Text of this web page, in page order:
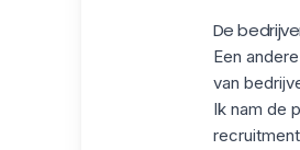
De
Een
van
Ik nam de